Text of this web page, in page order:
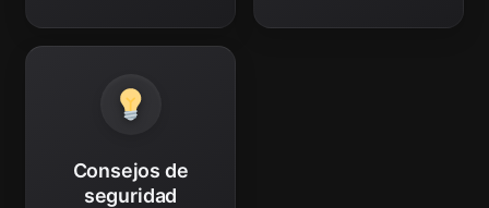
Consejos de
seguridad